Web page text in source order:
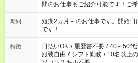
間のお仕事もご紹介可能です！ご
家庭の都合でお休みが必要な場合
※週最低15時間以上の勤務が必要
期間
短期2ヵ月～のお仕事です。開始
です！
特徴 日払いOK / 履歴書不要 / 40～50代
服装自由 / シフト勤務 / 10名以上